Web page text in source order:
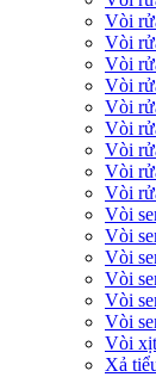
Vòi
Vòi
Vòi
Vòi
Vòi
Vòi
Vòi
Vòi
Vòi
Vòi
Vòi
Vòi
Vòi
Vòi
Vòi
Vòi xịt
Xả